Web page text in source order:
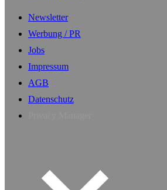
Newsletter
Werbung / PR
Jobs
Impressum
AGB
Datenschutz